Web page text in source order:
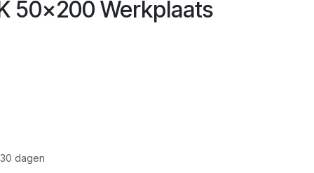
50x200 Werkplaats
dagen